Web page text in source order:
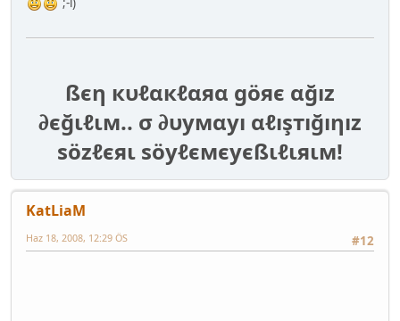
ßєη кυℓαкℓαяα göяє αğız
∂єğιℓιм.. σ ∂υумαуı αℓışтığıηız
ѕözℓєяι ѕöуℓємєуєßιℓιяιм!
KatLiaM
#12
Haz 18, 2008, 12:29 ÖS